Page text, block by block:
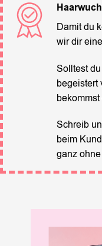
Damit du
wir dir
Solltest
begeistert
Schreib
beim
ganz